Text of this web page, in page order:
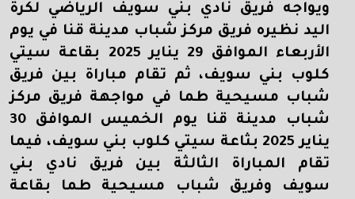
ويواجه فريق نادي بني سويف الرياضي لكرة
اليد نظيره فريق مركز شباب مدينة قنا في يوم
الأربعاء الموافق 29 يناير 2025 بقاعة سيتي
كلوب بني سويف، ثم تقام مباراة بين فريق
شباب مسيحية طما في مواجهة فريق مركز
شباب مدينة قنا يوم الخميس الموافق 30
يناير 2025 بثاعة سيتي كلوب بني سويف، فيما
تقام المباراة الثالثة بين فريق نادي بني
سويف وفريق شباب مسيحية طما بقاعة